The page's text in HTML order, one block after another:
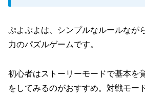
ぷよぷよは、シンプルなルールなが
力のパズルゲームです。
初心者はストーリーモードで基本を
をしてみるのがおすすめ。対戦モー